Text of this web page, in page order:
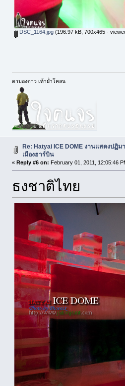
DSC_1164.jpg(196.97 kB, 700x465 -
ตามองดาว เท้าย่ำโคลน
Re: Hatyai ICE DOME งานแสดงปฏิ
เมืองฮาร์บิน
« Reply #6 on: February 01, 2011, 12:05:46
ธงชาติไทย